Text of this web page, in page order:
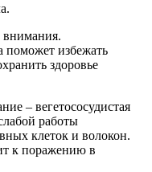
внимания.
поможет избежать
здоровье
– вегетососудистая
работы
клеток и волокон.
к поражению в